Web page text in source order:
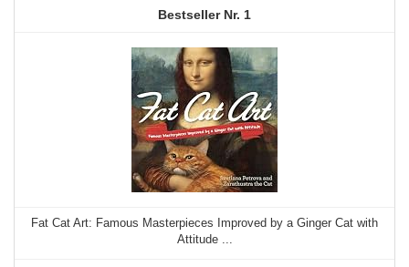
1
Fat Cat Art: Famous Masterpieces Improved by a Ginger Cat with
Attitude ...